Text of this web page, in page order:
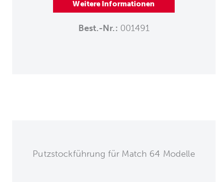
Weitere Informationen
Best.-Nr.: 001491
Putzstockführung für Match 64 Modelle